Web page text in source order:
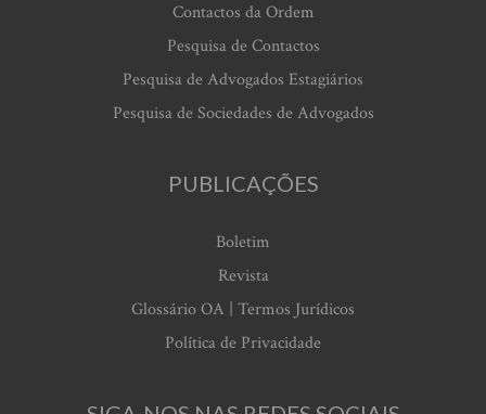
Contactos da Ordem
Pesquisa de Contactos
Pesquisa de Advogados Estagiários
Pesquisa de Sociedades de Advogados
PUBLICAÇÕES
Boletim
Revista
Glossário OA | Termos Jurídicos
Política de Privacidade